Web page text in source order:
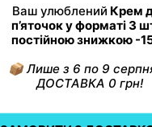
Pavlova ® 50 ml